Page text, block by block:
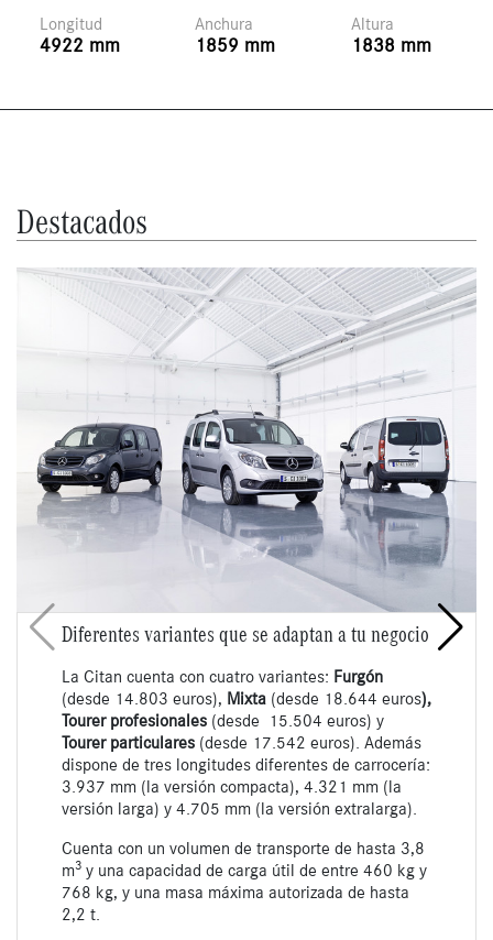
Longitud
4922 mm
Anchura
1859 mm
Altura
1838 mm
Destacados
Diferentes variantes que se adaptan a tu negocio
La Citan cuenta con cuatro variantes: Furgón
(desde 14.803 euros), Mixta (desde 18.644 euros),
Tourer profesionales (desde 15.504 euros) y
Tourer particulares (desde 17.542 euros). Además
dispone de tres longitudes diferentes de carrocería:
3.937 mm (la versión compacta), 4.321 mm (la
versión larga) y 4.705 mm (la versión extralarga).
Cuenta con un volumen de transporte de hasta 3,8
m3 y una capacidad de carga útil de entre 460 kg y
768 kg, y una masa máxima autorizada de hasta
2,2 t.